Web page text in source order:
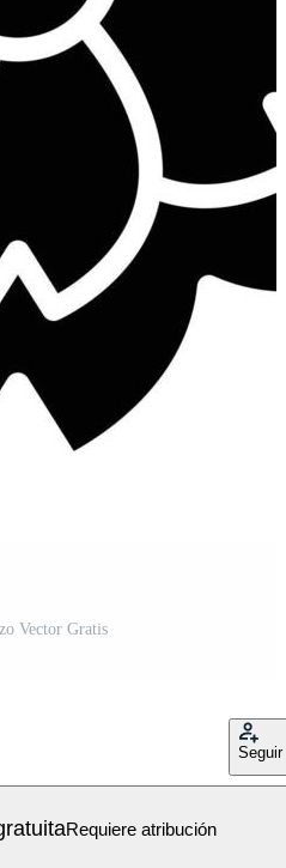
Vector Gratis
Seguir
Requiere atribución